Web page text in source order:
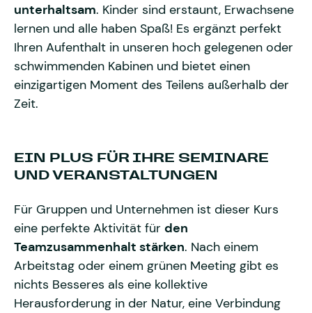
unterhaltsam. Kinder sind erstaunt, Erwachsene
lernen und alle haben Spaß! Es ergänzt perfekt
Ihren Aufenthalt in unseren hoch gelegenen oder
schwimmenden Kabinen und bietet einen
einzigartigen Moment des Teilens außerhalb der
Zeit.
EIN PLUS FÜR IHRE SEMINARE
UND VERANSTALTUNGEN
Für Gruppen und Unternehmen ist dieser Kurs
eine perfekte Aktivität für den
Teamzusammenhalt stärken. Nach einem
Arbeitstag oder einem grünen Meeting gibt es
nichts Besseres als eine kollektive
Herausforderung in der Natur, eine Verbindung